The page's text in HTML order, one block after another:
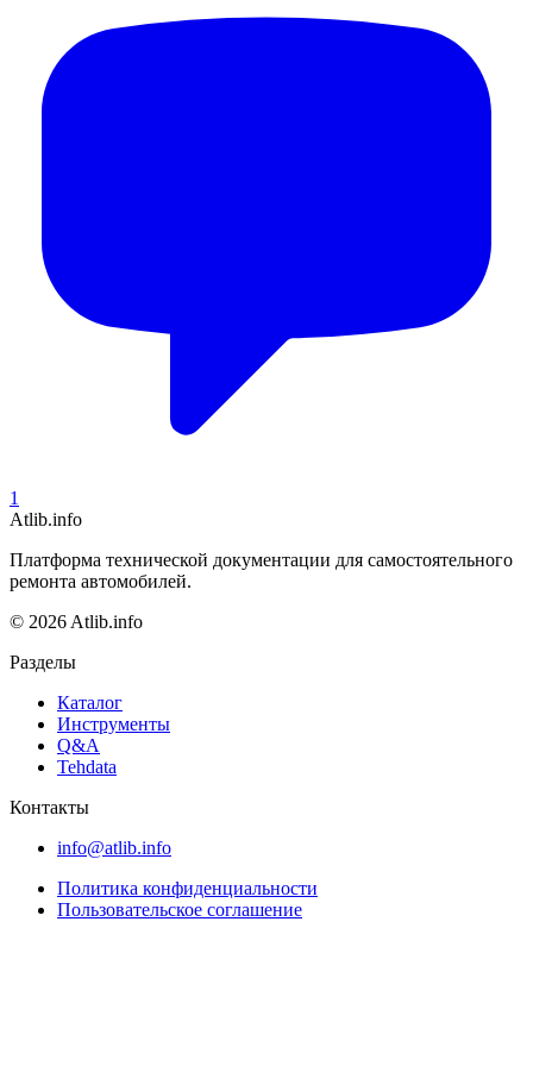
1
Atlib.info
Платформа технической документации для самостоятельного
ремонта автомобилей.
© 2026 Atlib.info
Разделы
Каталог
Инструменты
Q&A
Tehdata
Контакты
info@atlib.info
Политика конфиденциальности
Пользовательское соглашение